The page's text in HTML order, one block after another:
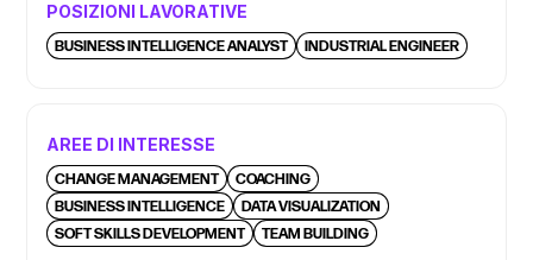
POSIZIONI LAVORATIVE
BUSINESS INTELLIGENCE ANALYST INDUSTRIAL ENGINEER
AREE DI INTERESSE
CHANGE MANAGEMENT
COACHING
BUSINESS INTELLIGENCE
DATA VISUALIZATION
SOFT SKILLS DEVELOPMENT
TEAM BUILDING